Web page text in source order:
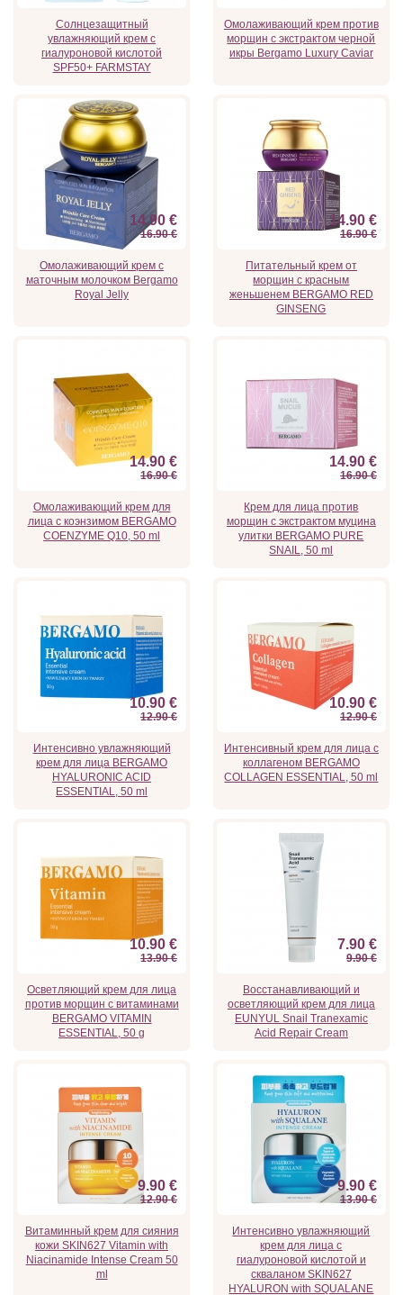
Солнцезащитный
увлажняющий крем с
гиалуроновой кислотой
SPF50+ FARMSTAY
Омолаживающий крем против
морщин с экстрактом черной
икры Bergamo Luxury Caviar
14.90 €
16.90 €
Омолаживающий крем с
маточным молочком Bergamo
Royal Jelly
14.90 €
16.90 €
Питательный крем от
морщин с красным
женьшенем BERGAMO RED
GINSENG
14.90 €
16.90 €
Омолаживающий крем для
лица с коэнзимом BERGAMO
COENZYME Q10, 50 ml
14.90 €
16.90 €
Крем для лица против
морщин с экстрактом муцина
улитки BERGAMO PURE
SNAIL, 50 ml
10.90 €
12.90 €
Интенсивно увлажняющий
крем для лица BERGAMO
HYALURONIC ACID
ESSENTIAL, 50 ml
10.90 €
12.90 €
Интенсивный крем для лица с
коллагеном BERGAMO
COLLAGEN ESSENTIAL, 50 ml
10.90 €
13.90 €
Осветляющий крем для лица
против морщин с витаминами
BERGAMO VITAMIN
ESSENTIAL, 50 g
7.90 €
9.90 €
Восстанавливающий и
осветляющий крем для лица
EUNYUL Snail Tranexamic
Acid Repair Cream
9.90 €
12.90 €
Витаминный крем для сияния
кожи SKIN627 Vitamin with
Niacinamide Intense Cream 50
ml
9.90 €
13.90 €
Интенсивно увлажняющий
крем для лица с
гиалуроновой кислотой и
скваланом SKIN627
HYALURON with SQUALANE